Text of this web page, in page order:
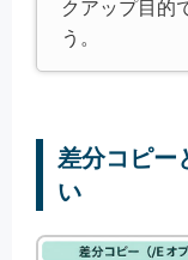
クアップ目的
う。
差分コピー
い